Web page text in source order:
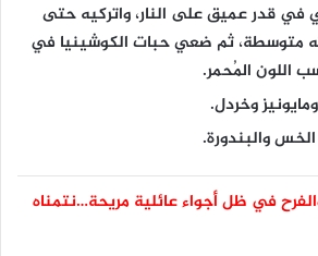
في قدر عميق على النار، واتركيه حتى
متوسطة، ثم ضعي حبات الكوشينيا في
اللون المُحمر.
وخردل.
والبندورة.
في ظل أجواء عائلية مريحة…نتمناه